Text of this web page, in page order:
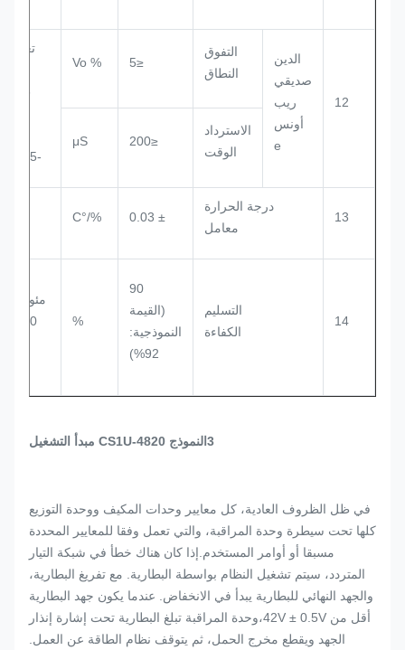
12
الدين
صديقي
ريب
أونس
e
التفوق
النطاق
≤5
% Vo
تغير
-75% -50%
الاسترداد
الوقت
≤200
μS
13
درجة الحرارة
معامل
± 0.03
%/°C
14
التسليم
الكفاءة
90
(القيمة
النموذجية:
92%)
%
مئوية،
3النموذج CS1U-4820 مبدأ التشغيل
في ظل الظروف العادية، كل معايير وحدات المكيف ووحدة التوزيع
كلها تحت سيطرة وحدة المراقبة، والتي تعمل وفقا للمعايير المحددة
مسبقا أو أوامر المستخدم.إذا كان هناك خطأ في شبكة التيار
المتردد، سيتم تشغيل النظام بواسطة البطارية. مع تفريغ البطارية،
والجهد النهائي للبطارية يبدأ في الانخفاض. عندما يكون جهد البطارية
أقل من 42V ± 0.5V،وحدة المراقبة تبلغ البطارية تحت إشارة إنذار
الجهد ويقطع مخرج الحمل، ثم يتوقف نظام الطاقة عن العمل.